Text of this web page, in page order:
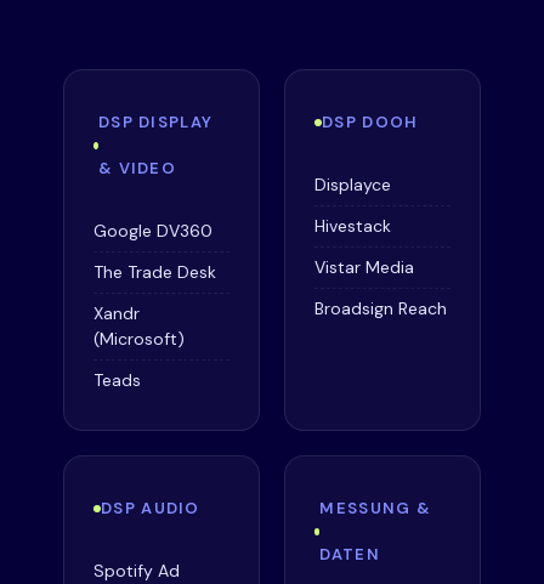
DSP DISPLAY
& VIDEO
Google DV360
The Trade Desk
Xandr
(Microsoft)
Teads
DSP DOOH
Displayce
Hivestack
Vistar Media
Broadsign Reach
DSP AUDIO
Spotify Ad
MESSUNG &
DATEN